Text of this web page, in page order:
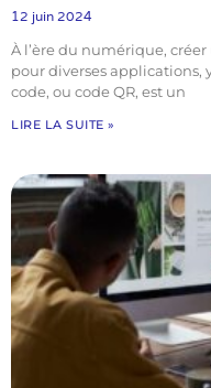
12 juin 2024
À l’ère du numérique,
pour diverses applications,
code, ou code QR, est un
LIRE LA SUITE »